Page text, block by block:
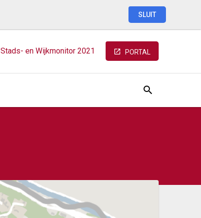
SLUIT
Stads- en Wijkmonitor 2021 PORTAL